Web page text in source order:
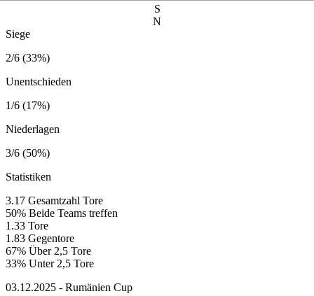
S
N
Siege
2/6 (33%)
Unentschieden
1/6 (17%)
Niederlagen
3/6 (50%)
Statistiken
3.17 Gesamtzahl Tore
50% Beide Teams treffen
1.33 Tore
1.83 Gegentore
67% Über 2,5 Tore
33% Unter 2,5 Tore
03.12.2025 - Rumänien Cup